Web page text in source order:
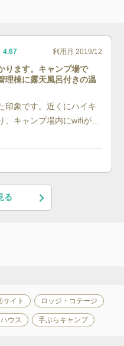
4.67 利用月 2019/12
ります。キャンプ場で
理棟に露天風呂付きの温
印象です。近くにハイキ
、キャンプ場内にwifiが...
る
サイト ロッジ・コテージ
ウス 手ぶらキャンプ